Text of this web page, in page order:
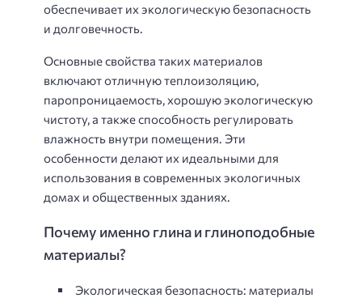
обеспечивает их экологическую безопасность
и долговечность.
Основные свойства таких материалов
включают отличную теплоизоляцию,
паропроницаемость, хорошую экологическую
чистоту, а также способность регулировать
влажность внутри помещения. Эти
особенности делают их идеальными для
использования в современных экологичных
домах и общественных зданиях.
Почему именно глина и глиноподобные
материалы?
Экологическая безопасность: материалы